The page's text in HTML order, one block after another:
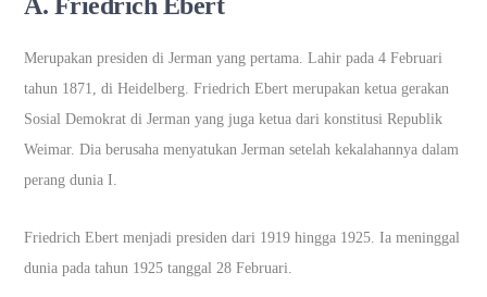
Merupakan presiden di Jerman yang pertama. Lahir pada 4 Februari
tahun 1871, di Heidelberg. Friedrich Ebert merupakan ketua gerakan
Sosial Demokrat di Jerman yang juga ketua dari konstitusi Republik
Weimar. Dia berusaha menyatukan Jerman setelah kekalahannya dalam
perang dunia I.
Friedrich Ebert menjadi presiden dari 1919 hingga 1925. Ia meninggal
dunia pada tahun 1925 tanggal 28 Februari.